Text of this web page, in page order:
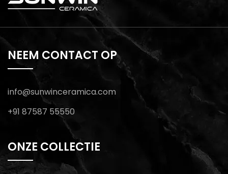
NEEM CONTACT OP
info@sunwinceramica.com
+91 87587 55550
ONZE COLLECTIE